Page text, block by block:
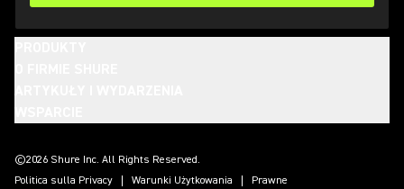
©2026 Shure Inc. All Rights Reserved.
Politica sulla Privacy
Warunki Użytkowania Prawne